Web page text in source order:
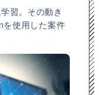
習。その動き
を使用した案件